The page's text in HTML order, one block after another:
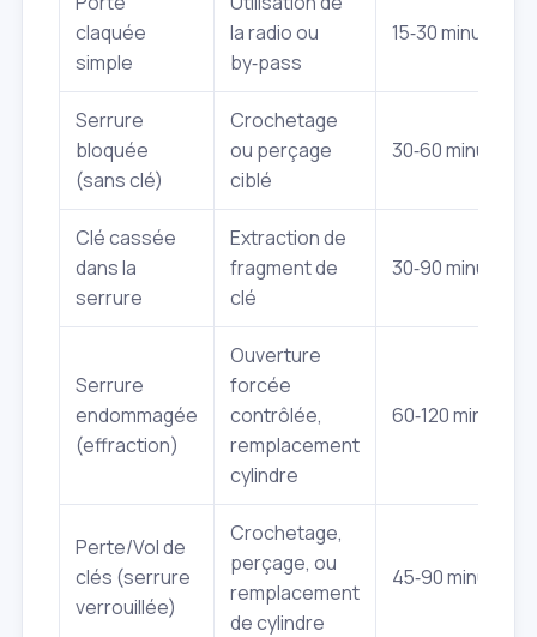
claquée
simple
la radio ou
by‑pass
15‑30 minutes
Serrure
bloquée
(sans clé)
Crochetage
ou perçage
ciblé
30‑60 minutes
Clé cassée
dans la
serrure
Extraction de
fragment de
clé
30‑90 minutes
Serrure
endommagée
(effraction)
Ouverture
forcée
contrôlée,
remplacement
cylindre
60‑120 minutes
Perte/Vol de
clés (serrure
verrouillée)
Crochetage,
perçage, ou
remplacement
de cylindre
45‑90 minutes